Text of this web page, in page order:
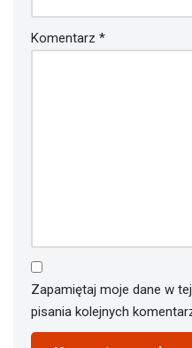
Komentarz *
Zapamiętaj moje dane w
pisania kolejnych